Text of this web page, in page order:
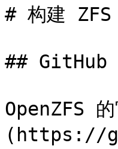
# 构建 ZFS
## GitHub
OpenZFS
(https://